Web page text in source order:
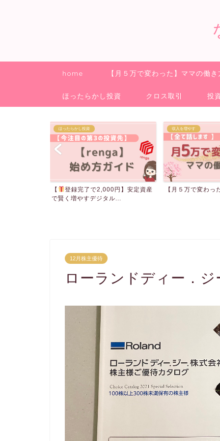
home 【月５万で変わった】ママの働き
ほったらかし投資 クロス取引 投
収入を増やす
【月５万で変わった】ママの働き方
クロス取引
ご報告
12月株主優待
ローランドディー．